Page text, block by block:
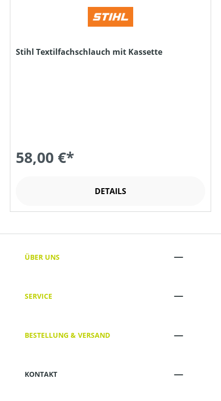
Stihl Textilfachschlauch mit Kassette
58,00 €*
DETAILS
ÜBER UNS
SERVICE
BESTELLUNG & VERSAND
KONTAKT